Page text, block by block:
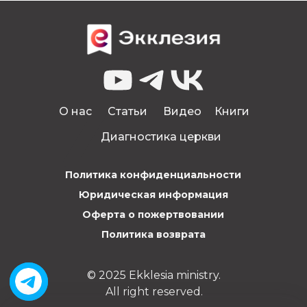
© 2025 Ekklesia ministry.
All right reserved.
О нас Статьи Видео
Книги
Диагностика церкви
Политика конфиденциальности
Юридическая информация
Оферта о пожертвовании
Политика возврата